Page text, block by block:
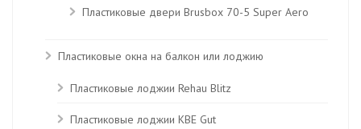
Пластиковые двери Brusbox 70-5 Super Aero
Пластиковые окна на балкон или лоджию
Пластиковые лоджии Rehau Blitz
Пластиковые лоджии КВЕ Gut